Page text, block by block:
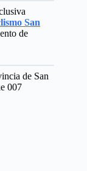
San
de
de San
007